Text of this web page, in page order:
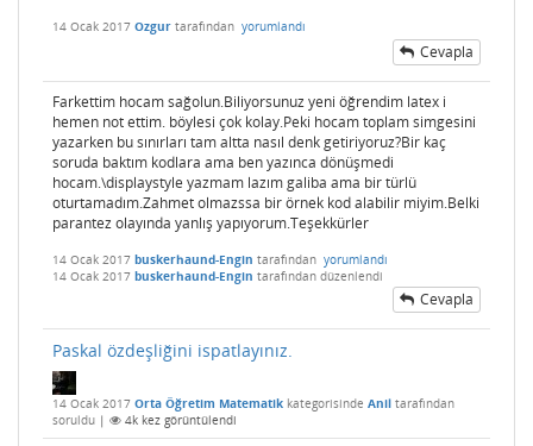
14 Ocak 2017 Ozgur tarafından yorumlandı
Cevapla
Farkettim hocam sağolun.Biliyorsunuz yeni öğrendim latex i
hemen not ettim. böylesi çok kolay.Peki hocam toplam simgesini
yazarken bu sınırları tam altta nasıl denk getiriyoruz?Bir kaç
soruda baktım kodlara ama ben yazınca dönüşmedi
hocam.\displaystyle yazmam lazım galiba ama bir türlü
oturtamadım.Zahmet olmazssa bir örnek kod alabilir miyim.Belki
parantez olayında yanlış yapıyorum.Teşekkürler
14 Ocak 2017 buskerhaund-Engin tarafından yorumlandı
14 Ocak 2017 buskerhaund-Engin tarafından düzenlendi
Cevapla
Paskal özdeşliğini ispatlayınız.
14 Ocak 2017 Orta Öğretim Matematik kategorisinde Anil tarafından
soruldu | 4k kez görüntülendi